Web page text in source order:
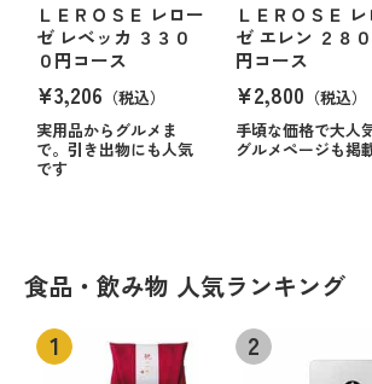
ＬＥＲＯＳＥ レロー
ゼ レベッカ ３３０
０円コース
¥3,206 （税込）
実用品からグルメま
で。引き出物にも人気
です
ＬＥＲＯＳＥ
ゼ エレン ２８
円コース
¥2,800 （税込）
手頃な価格で大人
グルメページも掲
食品・飲み物 人気ランキング